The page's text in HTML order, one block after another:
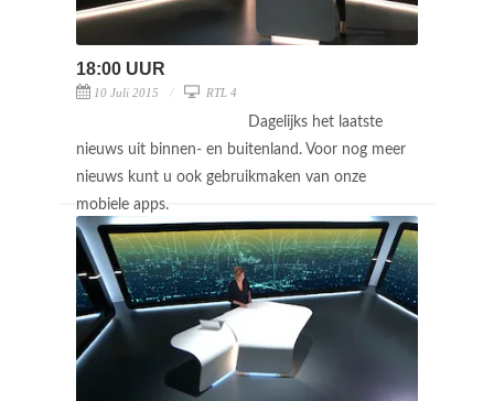
18:00 UUR
10 Juli 2015 RTL 4
Dagelijks het laatste
nieuws uit binnen- en buitenland. Voor nog meer
nieuws kunt u ook gebruikmaken van onze
mobiele apps.